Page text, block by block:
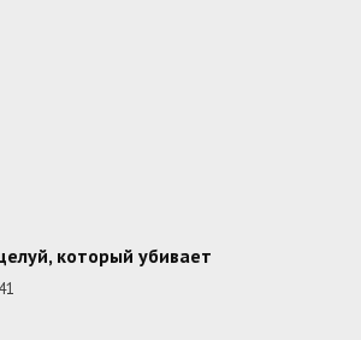
который убивает
41